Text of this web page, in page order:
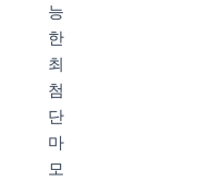
능
한
최
첨
단
마
모